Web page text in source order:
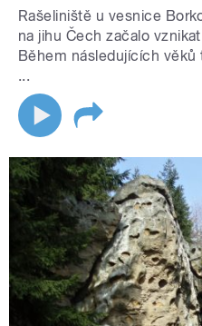
Rašeliniště u vesnice
na jihu Čech začalo
Během následujících věků
...